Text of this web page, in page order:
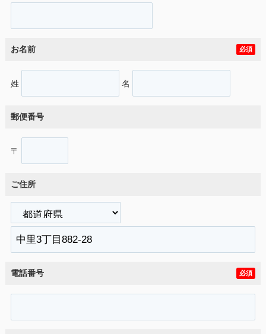
お名前 必須
姓 名
郵便番号
〒
ご住所
電話番号 必須